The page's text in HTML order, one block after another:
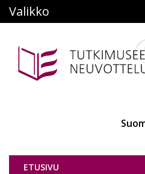
Main navigation
Valikko
Tutkimuseettinen
ETUSIVU